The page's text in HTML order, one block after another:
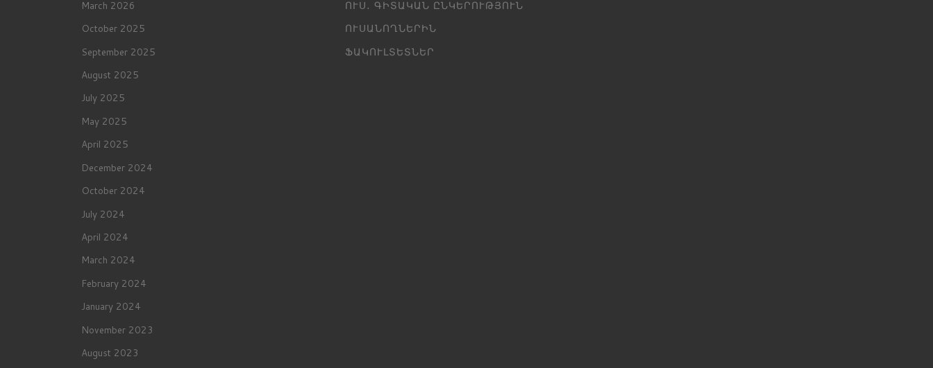
March 2026
October 2025
September 2025
August 2025
July 2025
May 2025
April 2025
December 2024
October 2024
July 2024
April 2024
March 2024
February 2024
January 2024
November 2023
August 2023
ՈՒՍ․ ԳԻՏԱԿԱՆ ԸՆԿԵՐՈՒԹՅՈՒՆ
ՈՒՍԱՆՈՂՆԵՐԻՆ
ՖԱԿՈՒԼՏԵՏՆԵՐ